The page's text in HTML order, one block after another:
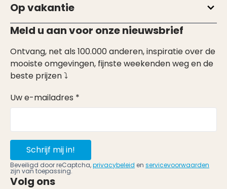
Op vakantie
Meld u aan voor onze nieuwsbrief
Ontvang, net als 100.000 anderen, inspiratie over de
mooiste omgevingen, fijnste weekenden weg en de
beste prijzen ⤵
Uw e-mailadres *
Schrijf mij in!
Beveiligd door reCaptcha,privacybeleid en servicevoorwaarden
zijn van toepassing.
Volg ons